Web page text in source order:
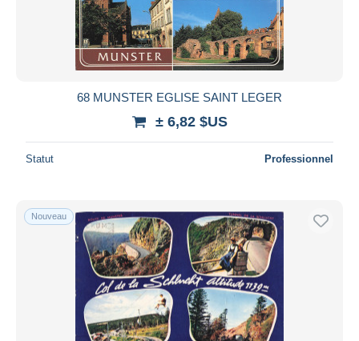
68 MUNSTER EGLISE SAINT LEGER
± 6,82 $US
Statut Professionnel
Nouveau